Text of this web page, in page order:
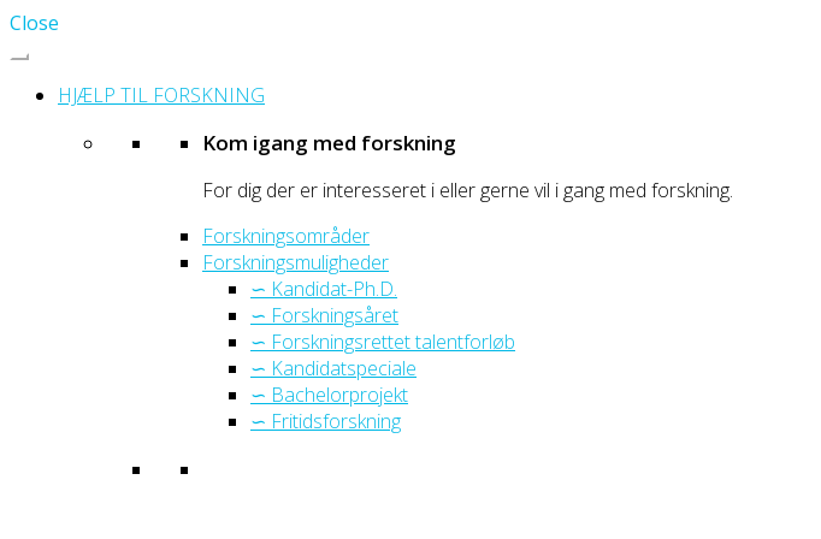
Close
HJÆLP TIL FORSKNING
Kom igang med forskning
For dig der er interesseret i eller gerne vil i gang med forskning.
Forskningsområder
Forskningsmuligheder
∽ Kandidat-Ph.D.
∽ Forskningsåret
∽ Forskningsrettet talentforløb
∽ Kandidatspeciale
∽ Bachelorprojekt
∽ Fritidsforskning